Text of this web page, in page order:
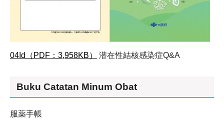
04Id（PDF：3,958KB） 潜在性結核感染症Q&A
Buku Catatan Minum Obat
服薬手帳